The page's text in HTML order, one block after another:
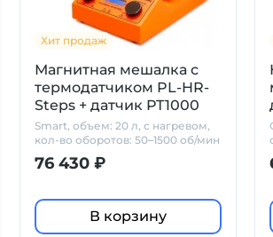
Хит продаж
Магнитная мешалка с
термодатчиком PL-HR-
Steps + датчик PT1000
Smart, объем: 20 л, с нагревом,
кол-во оборотов: 50–1500 об/мин
76 430 ₽
В корзину